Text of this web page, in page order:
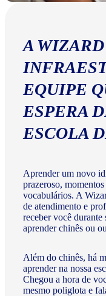
A
EQUIPE
ESPERA
ESCOLA
Aprender um novo
prazeroso,
vocabulários. A
de atendimento e
receber você durante
aprender chinês ou
Além do chinês, há
aprender na nossa
Chegou a hora de
mesmo poliglota e